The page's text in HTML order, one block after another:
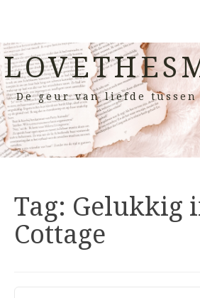
De geur van liefde
Tag: Gelukkig
Cottage